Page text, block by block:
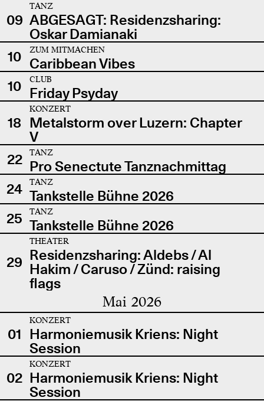
09
TANZ
ABGESAGT: Residenzsharing:
Oskar Damianaki
10
ZUM MITMACHEN
Caribbean Vibes
10
CLUB
Friday Psyday
18
KONZERT
Metalstorm over Luzern: Chapter
V
22
TANZ
Pro Senectute Tanznachmittag
24
TANZ
Tankstelle Bühne 2026
25
TANZ
Tankstelle Bühne 2026
29
THEATER
Residenzsharing: Aldebs / Al
Hakim / Caruso / Zünd: raising
flags
Mai 2026
01
KONZERT
Harmoniemusik Kriens: Night
Session
02
KONZERT
Harmoniemusik Kriens: Night
Session